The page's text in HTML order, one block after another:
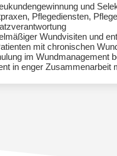
und
Pflegediensten,
Wundvisiten und
mit chronischen
im Wundmanagement
in enger Zusammenarbeit